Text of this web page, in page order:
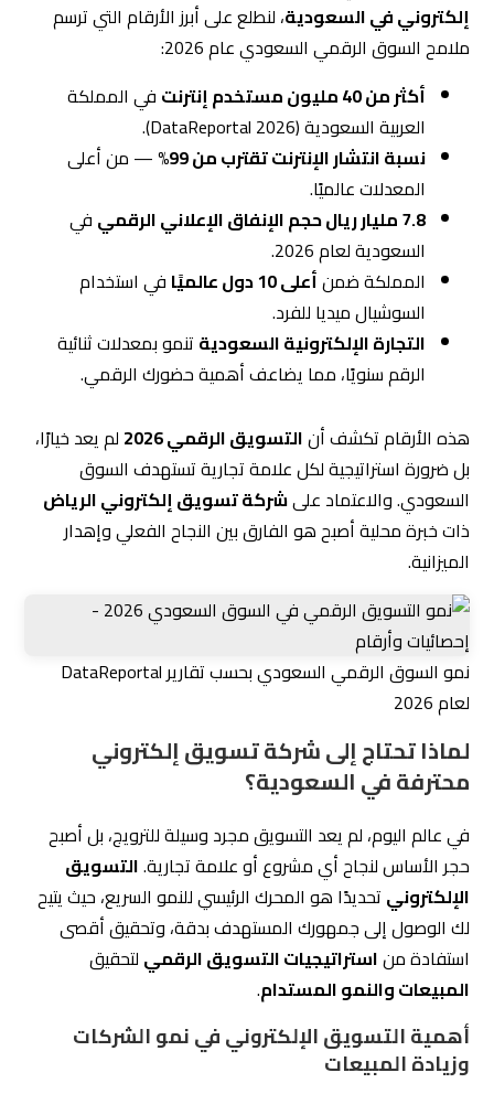
إلكتروني في السعودية، لنطلع على أبرز الأرقام التي ترسم
ملامح السوق الرقمي السعودي عام 2026:
أكثر من 40 مليون مستخدم إنترنت
في المملكة
العربية السعودية (DataReportal 2026).
نسبة انتشار الإنترنت تقترب من 99%
— من أعلى
المعدلات عالميًا.
7.8 مليار ريال حجم الإنفاق الإعلاني الرقمي
في
السعودية لعام 2026.
المملكة ضمنأعلى 10 دول عالميًا
في استخدام
السوشيال ميديا للفرد.
التجارة الإلكترونية السعودية تنمو بمعدلات ثنائية
الرقم سنويًا، مما يضاعف أهمية حضورك الرقمي.
هذه الأرقام تكشف أنالتسويق الرقمي 2026
لم يعد خيارًا،
بل ضرورة استراتيجية لكل علامة تجارية تستهدف السوق
السعودي. والاعتماد علىشركة تسويق إلكتروني الرياض
ذات خبرة محلية أصبح هو الفارق بين النجاح الفعلي وإهدار
الميزانية.
نمو السوق الرقمي السعودي بحسب تقارير DataReportal
لعام 2026
لماذا تحتاج إلى شركة تسويق إلكتروني
محترفة في السعودية؟
في عالم اليوم، لم يعد التسويق مجرد وسيلة للترويج، بل أصبح
حجر الأساس لنجاح أي مشروع أو علامة تجارية.التسويق
الإلكتروني تحديدًا هو المحرك الرئيسي للنمو السريع، حيث يتيح
لك الوصول إلى جمهورك المستهدف بدقة، وتحقيق أقصى
استفادة مناستراتيجيات التسويق الرقمي لتحقيق
المبيعات والنمو المستدام.
أهمية التسويق الإلكتروني في نمو الشركات
وزيادة المبيعات